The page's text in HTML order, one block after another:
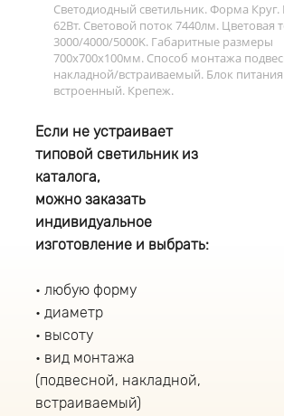
Светодиодный светильник. Форма
62Вт. Световой поток 7440лм. Цветовая
3000/4000/5000K. Габаритные размеры
700х700х100мм. Способ монтажа
накладной/встраиваемый. Блок питания
встроенный. Крепеж.
Если не устраивает
типовой светильник из
каталога,
можно заказать
индивидуальное
изготовление и выбрать:
любую форму
диаметр
высоту
вид монтажа
(подвесной, накладной,
встраиваемый)